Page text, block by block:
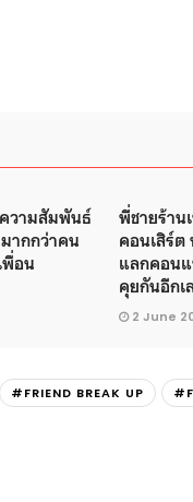
วามสัมพันธ์
ากกว่าคน
พื่อน
พี่ชายร้าน
คอนเสิร์
แลกคอน
คุยกันอีกเ
2 June
#FRIEND BREAK UP